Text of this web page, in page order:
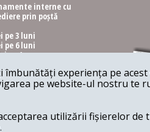
interne cu
prin poștă
pe 3 luni
pe 6 luni
pe 1 an
interne cu
de la redacție
pe 6 luni
pe 1 an
experiența pe
pe website-ul nostru te
utilizării fișierelor